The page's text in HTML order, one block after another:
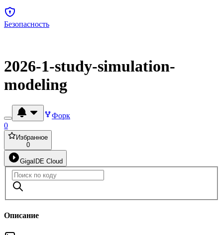
Безопасность
2026-1-study-simulation-
modeling
Форк
0
Избранное
0
GigaIDE Cloud
Описание